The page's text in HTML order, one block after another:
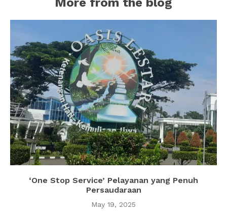
‘One Stop Service’ Pelayanan yang Penuh
Persaudaraan
May 19, 2025